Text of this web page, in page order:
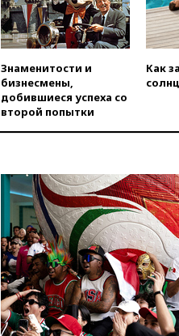
после
угрожает
снова
вчера, 19:45
примет
меры
выборов
вчера, 19:35
сообщила
партийных
в Госдуму
вчера, 19:25
Знаменитости и
бизнесмены,
добившиеся успеха со
второй попытки
Как